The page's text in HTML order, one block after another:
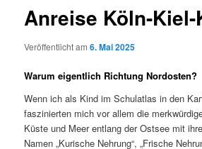
Anreise Köln-
Veröffentlicht am6. Mai 2025
Warum eigentlich Richtung Nordosten?
Wenn ich als Kind im Schulatlas in den
faszinierten mich vor allem die
Küste und Meer entlang der Ostsee mit
Namen „Kurische Nehrung“, „Frische